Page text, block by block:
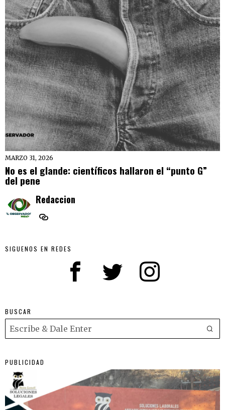
MARZO 31, 2026
No es el glande: científicos hallaron el “punto G”
del pene
Redaccion
SIGUENOS EN REDES
BUSCAR
PUBLICIDAD